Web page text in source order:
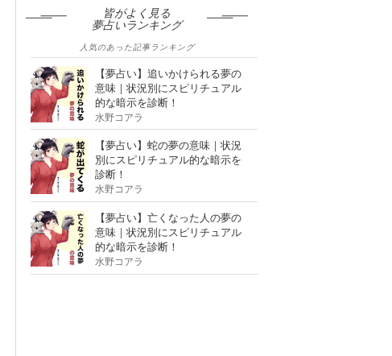
皆がよく見る
夢占いランキング
人気のあった記事ランキング
【夢占い】追いかけられる夢の
意味｜状況別にスピリチュアル
的な暗示を診断！
水野コアラ
【夢占い】蛇の夢の意味｜状況
別にスピリチュアル的な暗示を
診断！
水野コアラ
【夢占い】亡くなった人の夢の
意味｜状況別にスピリチュアル
的な暗示を診断！
水野コアラ